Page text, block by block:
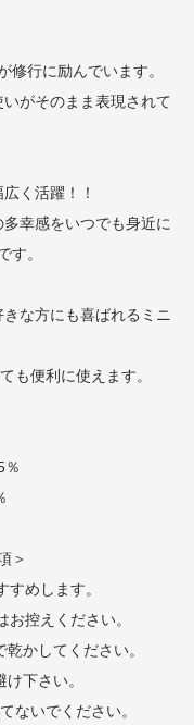
修行に励んでいます。
がそのまま表現されて
く活躍！！
幸感をいつでも身近に
す。
な方にも喜ばれるミニ
も便利に使えます。
＞
めします。
控えください。
かしてください。
下さい。
ないでください。